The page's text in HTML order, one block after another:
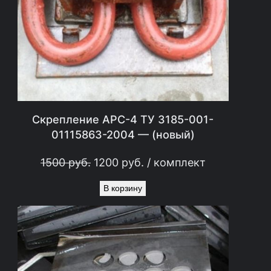
Е
М
Ы
Скрепление АРС-4 ТУ 3185-001-
01115863-2004 — (новый)
1500руб. П
в
о
н
1200руб. Т
е
к
у
щ
а
/ комплект
В корзину